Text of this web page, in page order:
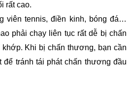
rất cao.
viên tennis, điền kinh, bóng đá…
phải chạy liên tục rất dễ bị chấn
Khi bị chấn thương, bạn cần
để tránh tái phát chấn thương đầu